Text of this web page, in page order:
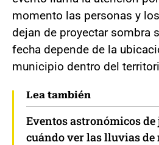
momento las personas y
dejan de proyectar sombra
fecha depende de la
municipio dentro del
Lea también
Eventos astronómicos de
cuándo ver las lluvias de